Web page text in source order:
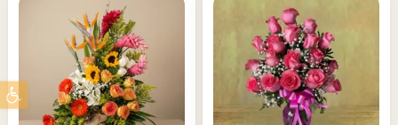
Abrir barra de herramientas